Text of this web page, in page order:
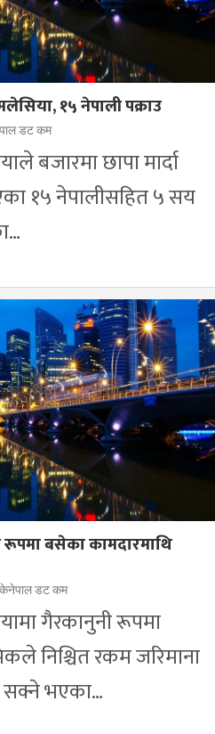
१५ नेपाली पक्राउ
डट कम
बजारमा छापा मार्दा
१५ नेपालीसहित ५ सय
बसेका कामदारमाथि
डट कम
गैरकानुनी रूपमा
निश्चित रकम जरिमाना
सक्ने भएका…